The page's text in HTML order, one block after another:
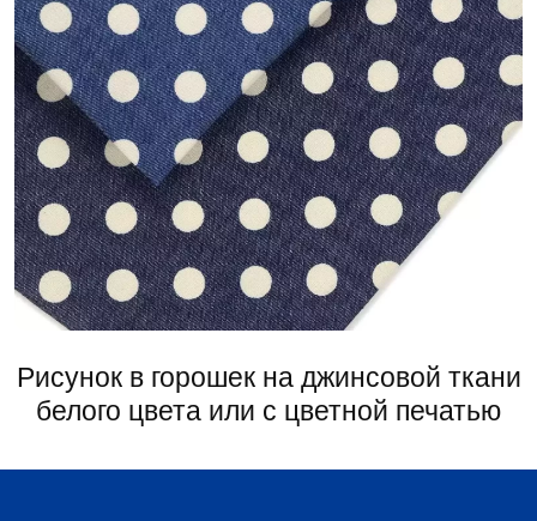
Рисунок в горошек на джинсовой ткани
белого цвета или с цветной печатью